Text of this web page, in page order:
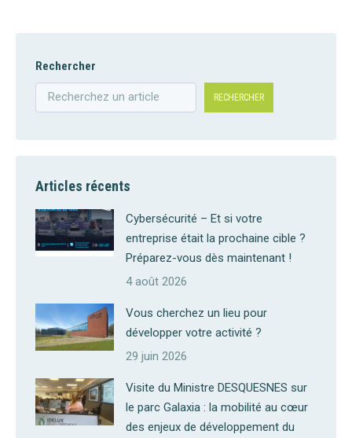
Rechercher
RECHERCHER
Articles récents
Cybersécurité – Et si votre
entreprise était la prochaine cible ?
Préparez-vous dès maintenant !
4 août 2026
Vous cherchez un lieu pour
développer votre activité ?
29 juin 2026
Visite du Ministre DESQUESNES sur
le parc Galaxia : la mobilité au cœur
des enjeux de développement du